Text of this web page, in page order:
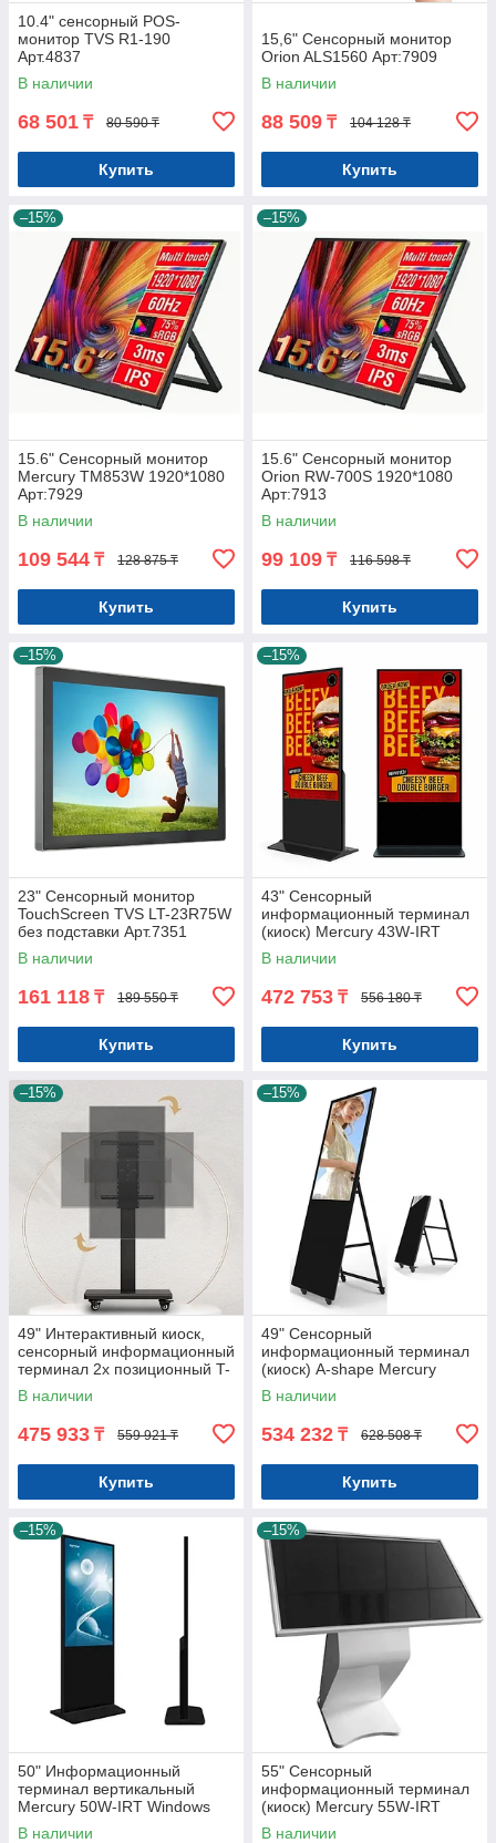
10.4" сенсорный POS-
монитор TVS R1-190
Арт.4837
В наличии
68 501 ₸ 80 590 ₸
Купить
15,6" Сенсорный монитор
Orion ALS1560 Арт:7909
В наличии
88 509 ₸ 104 128 ₸
Купить
–15%
15.6" Сенсорный монитор
Mercury TM853W 1920*1080
Арт:7929
В наличии
109 544 ₸ 128 875 ₸
Купить
–15%
15.6" Сенсорный монитор
Orion RW-700S 1920*1080
Арт:7913
В наличии
99 109 ₸ 116 598 ₸
Купить
–15%
23" Сенсорный монитор
TouchScreen TVS LT-23R75W
без подставки Арт.7351
В наличии
161 118 ₸ 189 550 ₸
Купить
–15%
43" Сенсорный
информационный терминал
(киоск) Mercury 43W-IRT
Windows Арт.7830
В наличии
472 753 ₸ 556 180 ₸
Купить
–15%
49" Интерактивный киоск,
сенсорный информационный
терминал 2х позиционный T-
shape Mercury T49A-85-IRT
Android
В наличии
475 933 ₸ 559 921 ₸
Купить
–15%
49" Сенсорный
информационный терминал
(киоск) A-shape Mercury
A49W-93-IRT, Windows
Арт.7937
В наличии
534 232 ₸ 628 508 ₸
Купить
–15%
50" Информационный
терминал вертикальный
Mercury 50W-IRT Windows
Арт.7831
В наличии
–15%
55" Сенсорный
информационный терминал
(киоск) Mercury 55W-IRT
(Windows/ сенсор) Арт.7781
В наличии